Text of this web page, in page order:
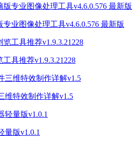
业图像处理工具v4.6.0.576 最新版
具推荐v1.9.3.21228
维特效制作详解v1.5
量版v1.0.1